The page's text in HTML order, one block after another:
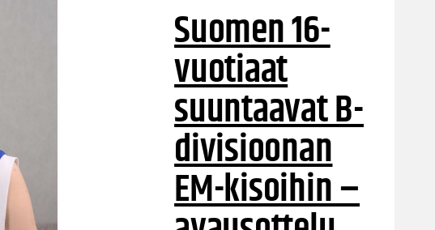
Suomen 16-
vuotiaat
suuntaavat B-
divisioonan
EM-kisoihin –